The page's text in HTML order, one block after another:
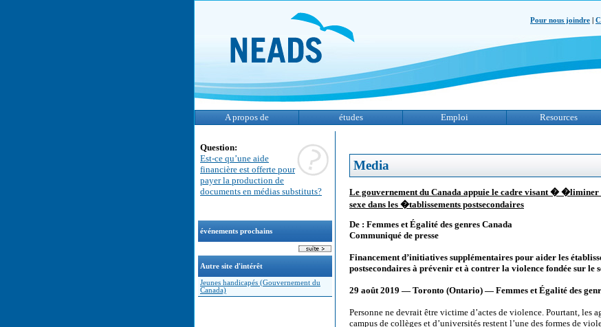
Pour nous joindre
A propos de études Emploi Resources
Question:
Est-ce qu’une aide
financière est offerte pour
payer la production de
documents en médias substituts?
événements prochains
Autre site d'intérêt
Jeunes handicapés (Gouvernement du
Canada)
Media
Le gouvernement du Canada appuie le cadre visant �
sexe dans les �tablissements postsecondaires
De : Femmes et Égalité des genres Canada
Communiqué de presse
Financement d’initiatives supplémentaires pour aider les
postsecondaires à prévenir et à contrer la violence fondée sur le
29 août 2019 — Toronto (Ontario) — Femmes et Égalité des
Personne ne devrait être victime d’actes de violence. Pourtant, les
campus de collèges et d’universités restent l’une des formes de